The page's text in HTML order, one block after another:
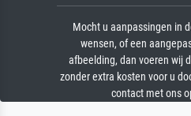
Mocht u aanpassingen in
wensen, of een
afbeelding, dan voeren wij
zonder extra kosten voor u
contact met ons